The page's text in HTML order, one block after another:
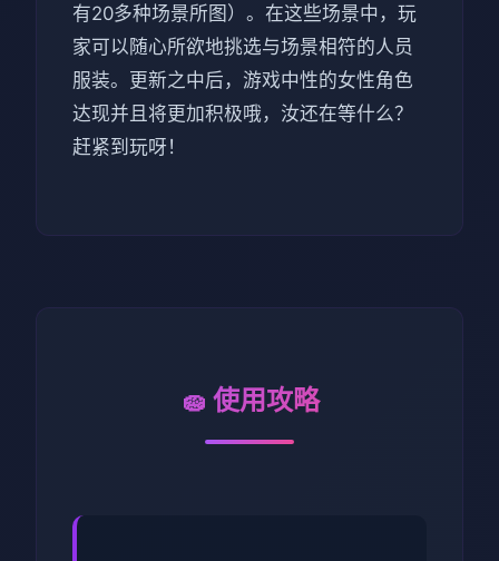
有20多种场景所图）。在这些场景中，玩
家可以随心所欲地挑选与场景相符的人员
服装。更新之中后，游戏中性的女性角色
达现并且将更加积极哦，汝还在等什么？
赶紧到玩呀！
🧽 使用攻略